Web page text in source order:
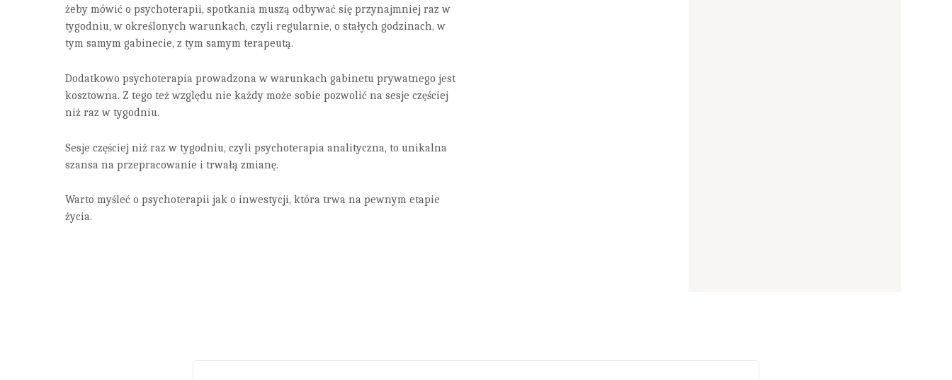
żeby mówić o psychoterapii, spotkania muszą odbywać się przynajmniej raz w
tygodniu, w określonych warunkach, czyli regularnie, o stałych godzinach, w
tym samym gabinecie, z tym samym terapeutą.
Dodatkowo psychoterapia prowadzona w warunkach gabinetu prywatnego jest
kosztowna. Z tego też względu nie każdy może sobie pozwolić na sesje częściej
niż raz w tygodniu.
Sesje częściej niż raz w tygodniu, czyli psychoterapia analityczna, to unikalna
szansa na przepracowanie i trwałą zmianę.
Warto myśleć o psychoterapii jak o inwestycji, która trwa na pewnym etapie
życia.